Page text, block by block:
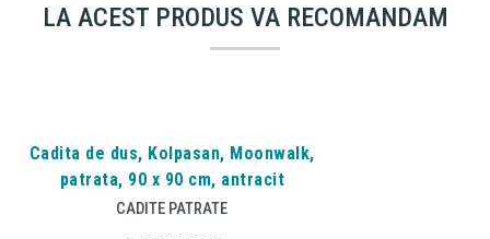
LA ACEST PRODUS VA RECOMANDAM
Cadita de dus, Kolpasan, Moonwalk,
patrata, 90 x 90 cm, antracit
CADITE PATRATE